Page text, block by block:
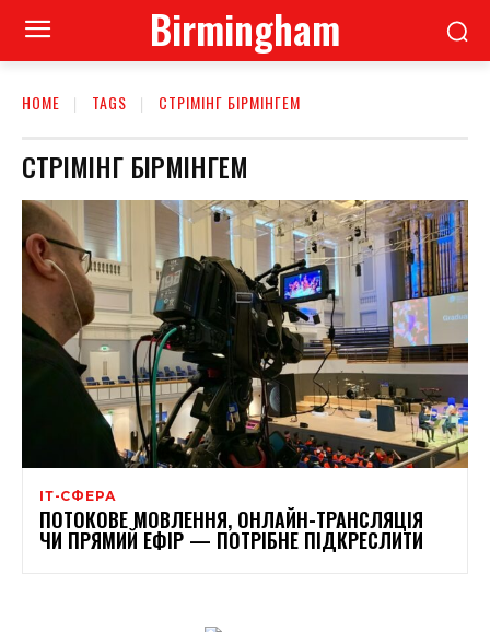
Birmingham
HOME TAGS СТРІМІНГ БІРМІНГЕМ
СТРІМІНГ БІРМІНГЕМ
ІТ-СФЕРА
ПОТОКОВЕ МОВЛЕННЯ, ОНЛАЙН-ТРАНСЛЯЦІЯ
ЧИ ПРЯМИЙ ЕФІР — ПОТРІБНЕ ПІДКРЕСЛИТИ